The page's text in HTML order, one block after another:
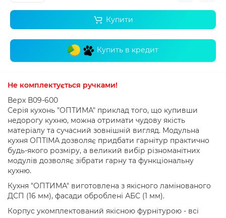
Купити
Купить в кредит
Не комплектується ручками!
Верх В09-600
Серія кухонь "ОПТИМА" приклад того, що купивши
недорогу кухню, можна отримати чудову якість
матеріалу та сучасний зовнішній вигляд. Модульна
кухня ОПТІМА дозволяє придбати гарнітур практично
будь-якого розміру, а великий вибір різноманітних
модулів дозволяє зібрати гарну та функціональну
кухню.
Кухня "ОПТИМА" виготовлена ​​з якісного ламінованого
ДСП (16 мм), фасади оброблені АБС (1 мм).
Корпус укомплектований якісною фурнітурою - всі